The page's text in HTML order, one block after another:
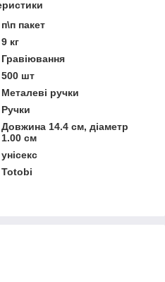
п\п пакет
9 кг
Гравіювання
500 шт
Металеві ручки
Ручки
Довжина 14.4 см, діаметр
1.00 см
унісекс
Totobi